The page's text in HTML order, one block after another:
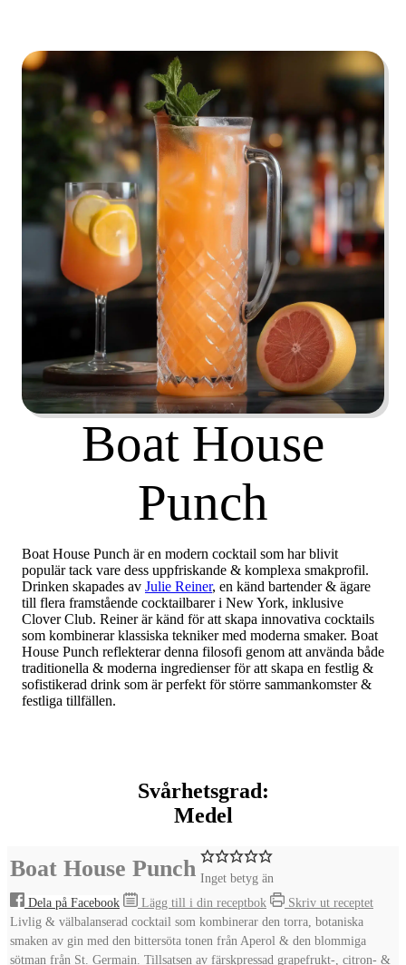
Boat House
Punch
Boat House Punch är en modern cocktail som har blivit
populär tack vare dess uppfriskande & komplexa smakprofil.
Drinken skapades av Julie Reiner, en känd bartender & ägare
till flera framstående cocktailbarer i New York, inklusive
Clover Club. Reiner är känd för att skapa innovativa cocktails
som kombinerar klassiska tekniker med moderna smaker. Boat
House Punch reflekterar denna filosofi genom att använda både
traditionella & moderna ingredienser för att skapa en festlig &
sofistikerad drink som är perfekt för större sammankomster &
festliga tillfällen.
Svårhetsgrad:
Medel
Boat House Punch Inget betyg än
Dela på Facebook
Lägg till i din receptbok
Skriv ut receptet
Livlig & välbalanserad cocktail som kombinerar den torra, botaniska
smaken av gin med den bittersöta tonen från Aperol & den blommiga
sötman från St. Germain. Tillsatsen av färskpressad grapefrukt-, citron- &